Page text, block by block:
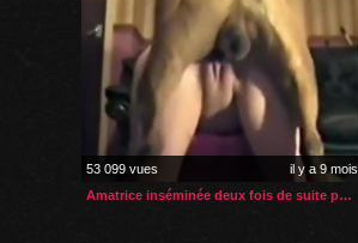
53 099 vues
il y a 9 mois
Amatrice inséminée deux fois de suite par son chien